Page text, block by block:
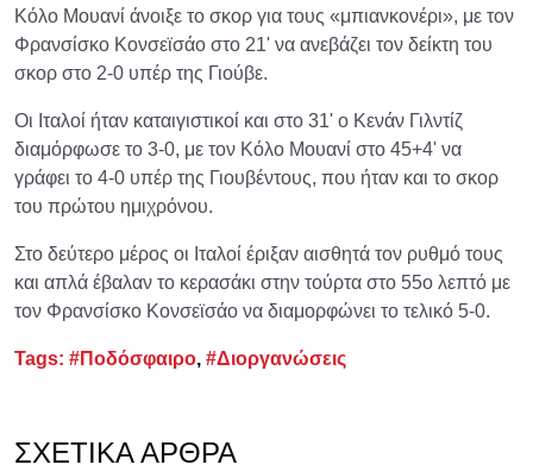
Κόλο Μουανί άνοιξε το σκορ για τους «μπιανκονέρι», με τον
Φρανσίσκο Κονσεϊσάο στο 21' να ανεβάζει τον δείκτη του
σκορ στο 2-0 υπέρ της Γιούβε.
Οι Ιταλοί ήταν καταιγιστικοί και στο 31' ο Κενάν Γιλντίζ
διαμόρφωσε το 3-0, με τον Κόλο Μουανί στο 45+4' να
γράφει το 4-0 υπέρ της Γιουβέντους, που ήταν και το σκορ
του πρώτου ημιχρόνου.
Στο δεύτερο μέρος οι Ιταλοί έριξαν αισθητά τον ρυθμό τους
και απλά έβαλαν το κερασάκι στην τούρτα στο 55ο λεπτό με
τον Φρανσίσκο Κονσεϊσάο να διαμορφώνει το τελικό 5-0.
Tags: #Ποδόσφαιρο, #Διοργανώσεις
ΣΧΕΤΙΚΆ ΆΡΘΡΑ